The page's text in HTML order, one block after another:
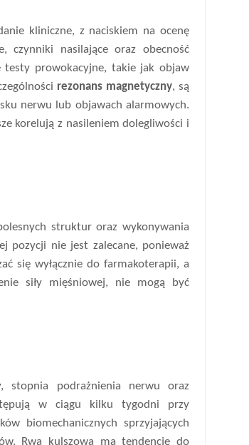
kliniczne, z naciskiem na ocenę
czynniki nasilające oraz obecność
prowokacyjne, takie jak objaw
rezonans magnetyczny, są
nerwu lub objawach alarmowych.
korelują z nasileniem dolegliwości i
struktur oraz wykonywania
pozycji nie jest zalecane, ponieważ
się wyłącznie do farmakoterapii, a
siły mięśniowej, nie mogą być
stopnia podrażnienia nerwu oraz
w ciągu kilku tygodni przy
biomechanicznych sprzyjających
Rwa kulszowa ma tendencję do